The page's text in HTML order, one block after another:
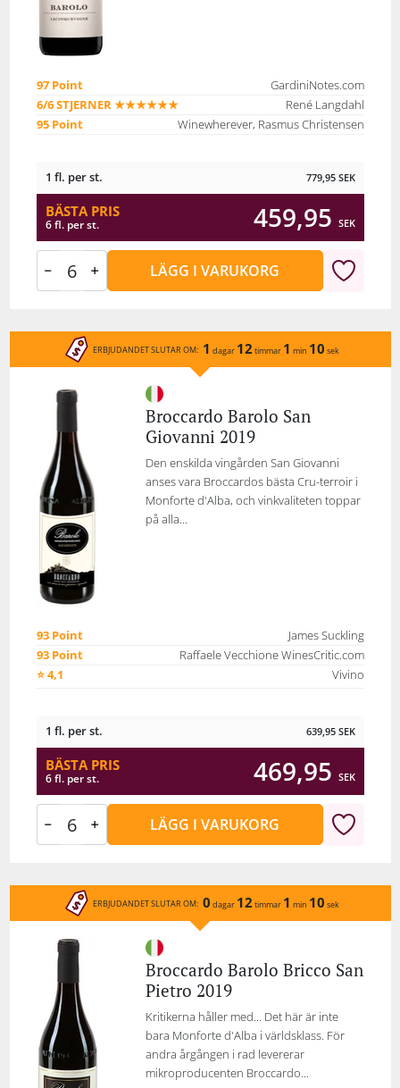
97 Point
GardiniNotes.com
6/6 STJERNER ★★★★★★
René Langdahl
95 Point
Winewherever, Rasmus Christensen
1 fl. per st. 779,95 SEK
BÄSTA PRIS
6 fl. per st. 459,95 SEK
LÄGG I VARUKORG
ERBJUDANDET SLUTAR OM: 1 dagar 12 timmar 1 min 10 sek
Broccardo Barolo San
Giovanni 2019
Den enskilda vingården San Giovanni
anses vara Broccardos bästa Cru-terroir i
Monforte d'Alba, och vinkvaliteten toppar
på alla...
93 Point
James Suckling
93 Point
Raffaele Vecchione WinesCritic.com
⭐ 4,1
Vivino
1 fl. per st. 639,95 SEK
BÄSTA PRIS
6 fl. per st. 469,95 SEK
LÄGG I VARUKORG
ERBJUDANDET SLUTAR OM: 0 dagar 12 timmar 1 min 10 sek
Broccardo Barolo Bricco San
Pietro 2019
Kritikerna håller med... Det här är inte
bara Monforte d'Alba i världsklass. För
andra årgången i rad levererar
mikroproducenten Broccardo...